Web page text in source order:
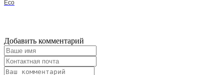
Eco
Добавить комментарий